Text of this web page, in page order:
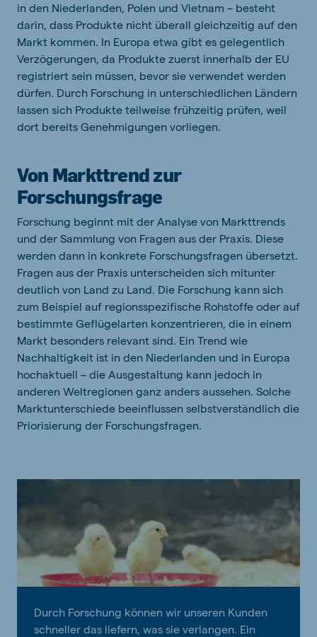
in den Niederlanden, Polen und Vietnam – besteht
darin, dass Produkte nicht überall gleichzeitig auf den
Markt kommen. In Europa etwa gibt es gelegentlich
Verzögerungen, da Produkte zuerst innerhalb der EU
registriert sein müssen, bevor sie verwendet werden
dürfen. Durch Forschung in unterschiedlichen Ländern
lassen sich Produkte teilweise frühzeitig prüfen, weil
dort bereits Genehmigungen vorliegen.
Von Markttrend zur
Forschungsfrage
Forschung beginnt mit der Analyse von Markttrends
und der Sammlung von Fragen aus der Praxis. Diese
werden dann in konkrete Forschungsfragen übersetzt.
Fragen aus der Praxis unterscheiden sich mitunter
deutlich von Land zu Land. Die Forschung kann sich
zum Beispiel auf regionsspezifische Rohstoffe oder auf
bestimmte Geflügelarten konzentrieren, die in einem
Markt besonders relevant sind. Ein Trend wie
Nachhaltigkeit ist in den Niederlanden und in Europa
hochaktuell – die Ausgestaltung kann jedoch in
anderen Weltregionen ganz anders aussehen. Solche
Marktunterschiede beeinflussen selbstverständlich die
Priorisierung der Forschungsfragen.
Durch Forschung können wir unseren Kunden
schneller das liefern, was sie verlangen. Ein